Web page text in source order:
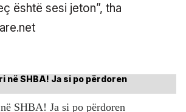
është sesi jeton”, tha
SHBA! Ja si po përdoren